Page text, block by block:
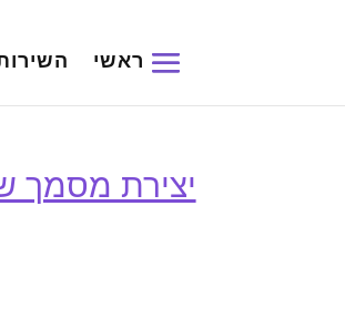
ראשי
יצירת מסמך שפה - 6